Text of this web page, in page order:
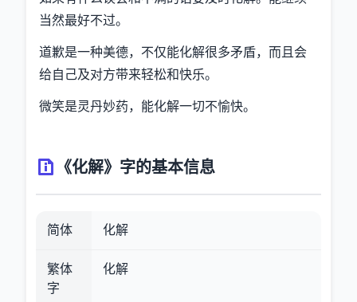
当然最好不过。
道歉是一种美德，不仅能化解很多矛盾，而且会
给自己及对方带来轻松和快乐。
微笑是灵丹妙药，能化解一切不愉快。
《化解》字的基本信息
简体 化解
繁体
字
化解